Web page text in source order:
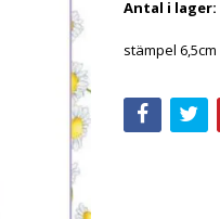
Antal i lager:
stämpel 6,5cm